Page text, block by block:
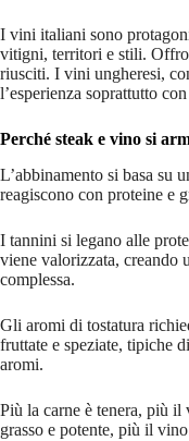
I vini italiani sono
vitigni, territori e stili.
riusciti. I vini ungheresi,
l’esperienza soprattutto
Perché steak e vino si
L’abbinamento si basa su
reagiscono con proteine e
I tannini si legano alle
viene valorizzata, creando
complessa.
Gli aromi di tostatura
fruttate e speziate, tipiche
aromi.
Più la carne è tenera, più il
grasso e potente, più il